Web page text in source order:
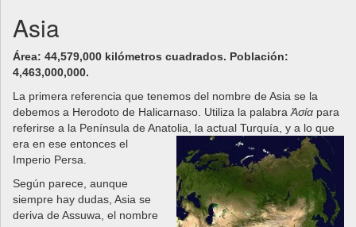
Asia
Área: 44,579,000 kilómetros cuadrados. Población:
4,463,000,000.
La primera referencia que tenemos del nombre de Asia se la
debemos a Herodoto de Halicarnaso. Utiliza la palabra Ἀσία para
referirse a la Península de Anatolia, la actual Turquía, y a lo que
era en ese entonces el
Imperio Persa.
Según parece, aunque
siempre hay dudas, Asia se
deriva de Assuwa, el nombre